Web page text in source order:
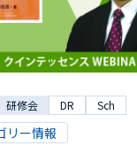
研修会 DR Sch
リー情報